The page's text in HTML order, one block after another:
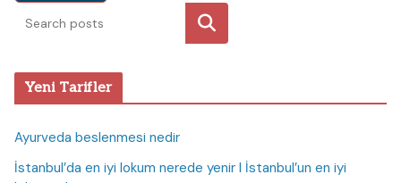
Ara
Yeni Tarifler
Ayurveda beslenmesi nedir
İstanbul’da en iyi lokum nerede yenir I İstanbul’un en iyi